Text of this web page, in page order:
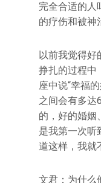
完全合适的人
的疗伤和被神
以前我觉得好
挣扎的过程中
座中说“幸福
之间会有多达
的，好的婚姻
是我第一次听
道这样，我就
文君：为什么